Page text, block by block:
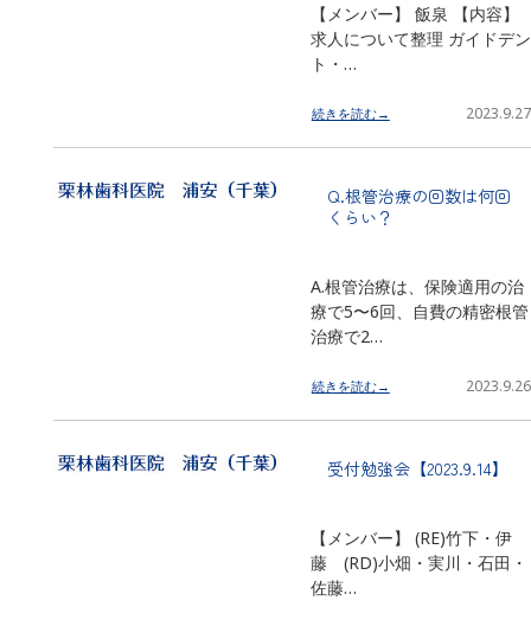
【メンバー】 飯泉 【内容】
求人について整理 ガイドデン
ト・…
続きを読む→ 2023.9.27
Q.根管治療の回数は何回
くらい？
A.根管治療は、保険適用の治
療で5〜6回、自費の精密根管
治療で2…
続きを読む→ 2023.9.26
受付勉強会【2023.9.14】
【メンバー】 (RE)竹下・伊
藤 (RD)小畑・実川・石田・
佐藤…